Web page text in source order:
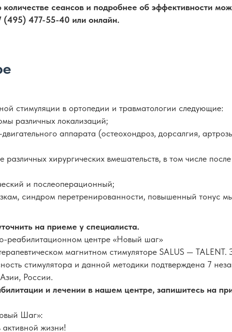
количестве сеансов и подробнее об эффективности
(495) 477-55-40 или онлайн.
стимуляции в ортопедии и травматологии следующие:
различных локализаций;
аппарата (остеохондроз, дорсалгия,
различных хирургических вмешательств, в том числе
и послеоперационный;
синдром перетренированности, повышенный тонус
на приеме у специалиста.
реабилитационном центре «Новый шаг»
магнитном стимуляторе SALUS — TALENT.
стимулятора и данной методики подтверждена 7
России.
и лечении в нашем центре, запишитесь на
Шаг»:
активной жизни!